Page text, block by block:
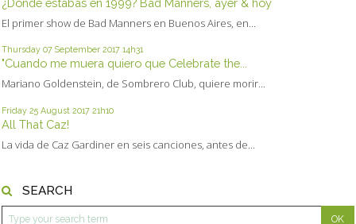
El primer show de Bad Manners en Buenos Aires, en...
Thursday 07 September 2017 14h31
"Cuando me muera quiero que Celebrate the...
Mariano Goldenstein, de Sombrero Club, quiere morir...
Friday 25 August 2017 21h10
All That Caz!
La vida de Caz Gardiner en seis canciones, antes de...
SEARCH